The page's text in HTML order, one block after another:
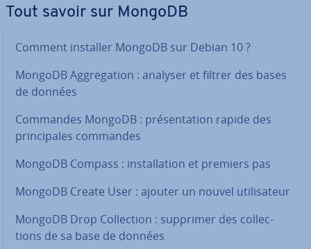
Tout savoir sur MongoDB
Comment installer MongoDB sur Debian 10 ?
MongoDB Ag­gre­ga­tion : analyser et filtrer des bases
de données
Commandes MongoDB : pré­sen­ta­tion rapide des
prin­ci­pales commandes
MongoDB Compass : ins­tal­la­tion et premiers pas
MongoDB Create User : ajouter un nouvel uti­li­sa­teur
MongoDB Drop Col­lec­tion : supprimer des col­lec­
tions de sa base de données